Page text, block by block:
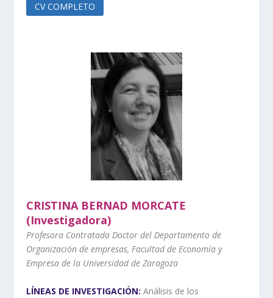
CV COMPLETO
CRISTINA BERNAD MORCATE
(Investigadora)
Profesora Contratada Doctor del Departamento de
Organización de empresas, Facultad de Economía y
Empresa de la Universidad de Zaragoza
LÍNEAS DE INVESTIGACIÓN: Análisis de los